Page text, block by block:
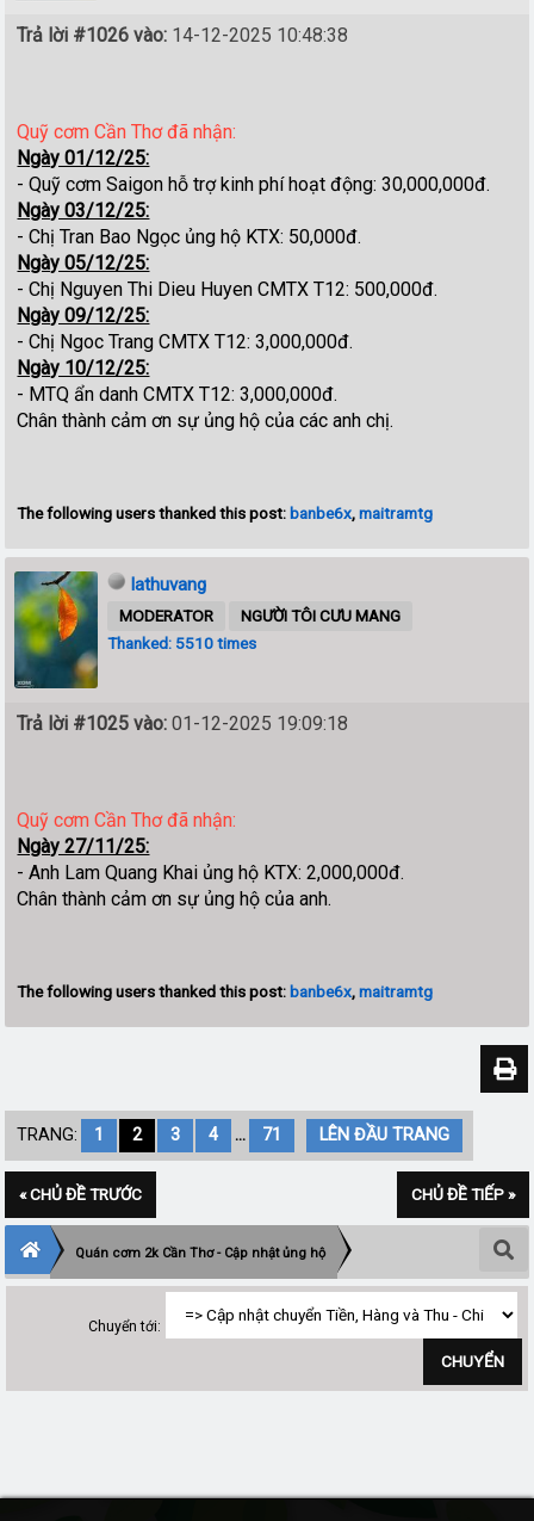
Trả lời #1026 vào: 14-12-2025 10:48:38
Quỹ cơm Cần Thơ đã nhận:
Ngày 01/12/25:
- Quỹ cơm Saigon hỗ trợ kinh phí hoạt động: 30,000,000đ.
Ngày 03/12/25:
- Chị Tran Bao Ngọc ủng hộ KTX: 50,000đ.
Ngày 05/12/25:
- Chị Nguyen Thi Dieu Huyen CMTX T12: 500,000đ.
Ngày 09/12/25:
- Chị Ngoc Trang CMTX T12: 3,000,000đ.
Ngày 10/12/25:
- MTQ ẩn danh CMTX T12: 3,000,000đ.
Chân thành cảm ơn sự ủng hộ của các anh chị.
The following users thanked this post: banbe6x,maitramtg
lathuvang
MODERATOR
NGƯỜI TÔI CƯU MANG
Thanked: 5510 times
Trả lời #1025 vào: 01-12-2025 19:09:18
Quỹ cơm Cần Thơ đã nhận:
Ngày 27/11/25:
- Anh Lam Quang Khai ủng hộ KTX: 2,000,000đ.
Chân thành cảm ơn sự ủng hộ của anh.
The following users thanked this post:banbe6x,maitramtg
TRANG: 1 2 3 4 ... 71 LÊN ĐẦU TRANG
« CHỦ ĐỀ TRƯỚC CHỦ ĐỀ TIẾP »
Quán cơm 2k Cần Thơ - Cập nhật ủng hộ
Chuyển tới: